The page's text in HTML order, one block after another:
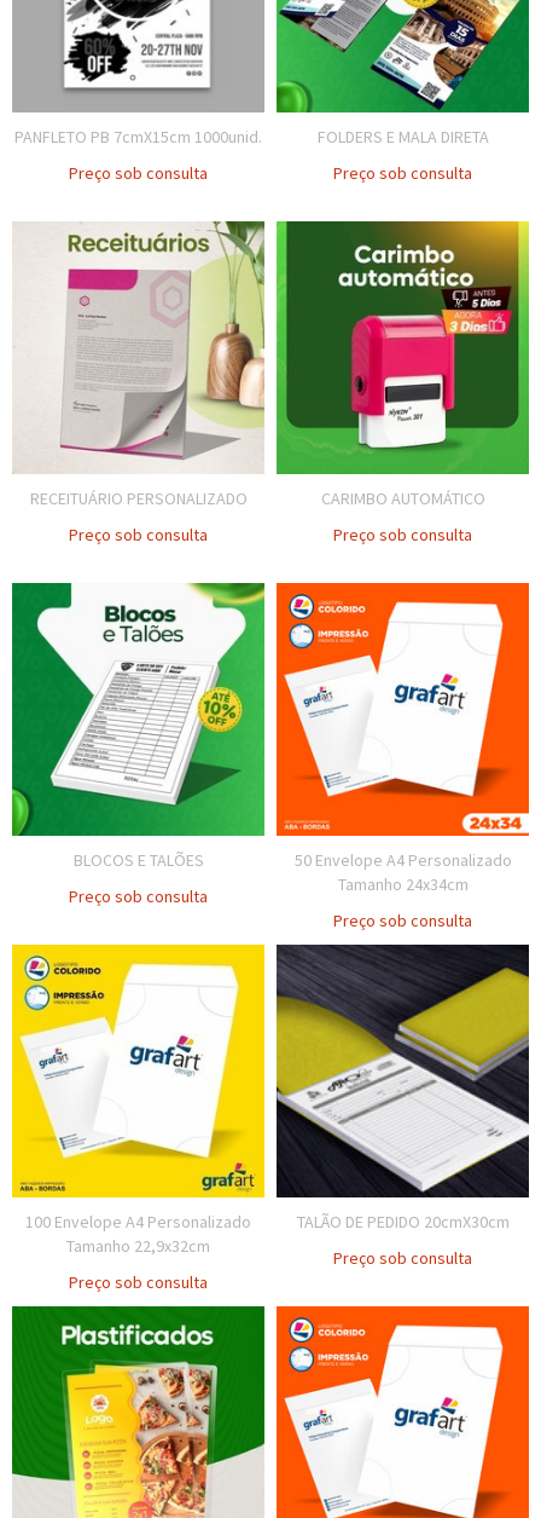
PANFLETO PB 7cmX15cm 1000unid.
Preço sob consulta
FOLDERS E MALA DIRETA
Preço sob consulta
RECEITUÁRIO PERSONALIZADO
Preço sob consulta
CARIMBO AUTOMÁTICO
Preço sob consulta
BLOCOS E TALÕES
Preço sob consulta
50 Envelope A4 Personalizado
Tamanho 24x34cm
Preço sob consulta
100 Envelope A4 Personalizado
Tamanho 22,9x32cm
Preço sob consulta
TALÃO DE PEDIDO 20cmX30cm
Preço sob consulta